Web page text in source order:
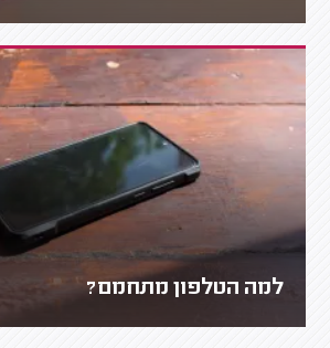
למה הטלפון מתחמם?